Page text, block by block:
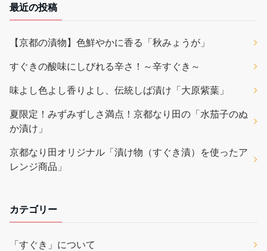
最近の投稿
【京都の漬物】色鮮やかに香る「秋みょうが」
すぐきの酸味にしびれる辛さ！～辛すぐき～
味よし色よし香りよし、伝統しば漬け「大原紫葉」
夏限定！みずみずしさ満点！京都なり田の「水茄子のぬ
か漬け」
京都なり田オリジナル「漬け物（すぐき漬）を使ったア
レンジ商品」
カテゴリー
「すぐき」について